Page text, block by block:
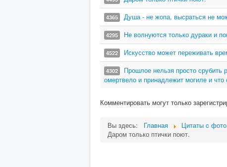
4365 Душа - не жопа, высраться не
4295 Не волнуются только дураки и
4522 Искусство может переживать
4302
Прошлое нельзя просто срубить
омертвело и принадлежит могиле и
Комментировать могут только
Вы здесь: Главная Цитаты c
Даром только птички поют.